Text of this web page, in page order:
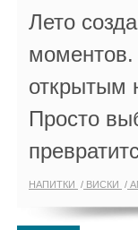
Лето
моментов.
открытым
Просто
НАПИТКИ ВИСКИ